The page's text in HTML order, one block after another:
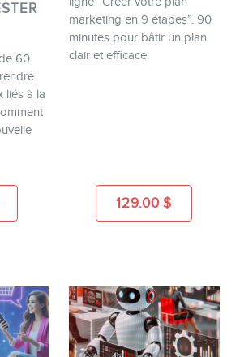
60
liés à la
marketing en 9 étapes”. 90
minutes pour bâtir un plan
clair et efficace.
129.00 $